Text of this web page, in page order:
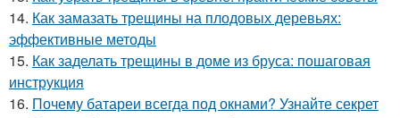
14. Как замазать трещины на плодовых деревьях:
эффективные методы
15. Как заделать трещины в доме из бруса: пошаговая
инструкция
16. Почему батареи всегда под окнами? Узнайте секрет